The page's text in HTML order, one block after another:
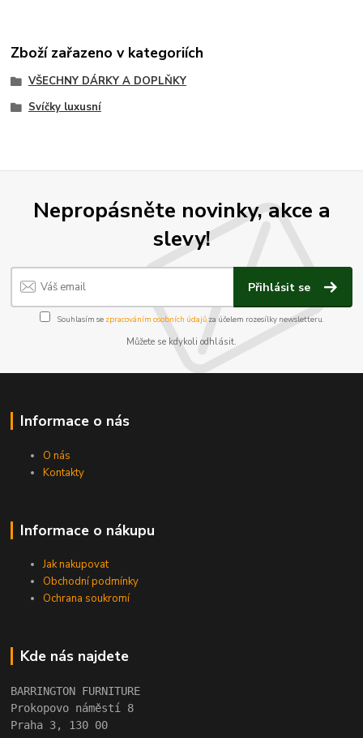
Zboží zařazeno v kategoriích
VŠECHNY DÁRKY A DOPLŇKY
Svíčky luxusní
Nepropásněte novinky, akce a
slevy!
Přihlásit se
Souhlasím se zpracováním osobních údajůza účelem rozesílky newsletteru.
Můžete se kdykoli odhlásit.
Informace o nás
O nás
Kontakty
Informace o nákupu
Jak nakupovat
Obchodní podmínky
Ochrana soukromí
Kde nás najdete
BARRINGTON FURNITURE
Prokopovo náměstí 8
Praha 3, 130 00